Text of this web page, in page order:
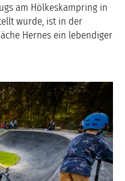
am Hölkeskampring in
wurde, ist in der
Hernes ein lebendiger